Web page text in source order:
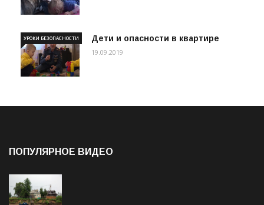
Дети и опасности в квартире
УРОКИ БЕЗОПАСНОСТИ
19.09.2019
ПОПУЛЯРНОЕ ВИДЕО